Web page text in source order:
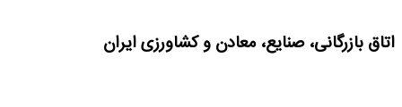
اتاق بازرگانی، صنایع، معادن و کشاورزی ایران